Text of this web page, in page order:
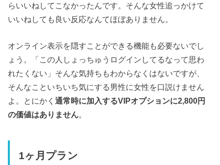
らいいねしてこなかったんです。そんな女性追っかけて
いいねしても良い反応なんてほぼありません。
オンライン表示を隠すことができる機能も必要ないでし
ょう。「この人しょっちゅうログインしてるなって思わ
れたくない」そんな気持ちもわからなくはないですが、
そんなこといちいち気にする男性に女性を口説けません
よ。とにかく通常時に加入するVIPオプションに2,800円
の価値はありません。
1ヶ月プラン